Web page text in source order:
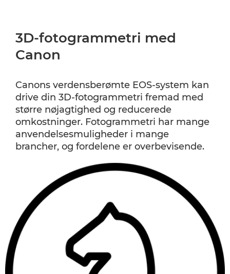
SÅDAN FUNGERER DET
SEKTORER
HVORFOR VÆLGE CANON?
RELATEREDE PRODUKTER
3D-fotogrammetri med
Canon
Canons verdensberømte EOS-system kan
drive din 3D-fotogrammetri fremad med
større nøjagtighed og reducerede
omkostninger. Fotogrammetri har mange
anvendelsesmuligheder i mange
brancher, og fordelene er overbevisende.